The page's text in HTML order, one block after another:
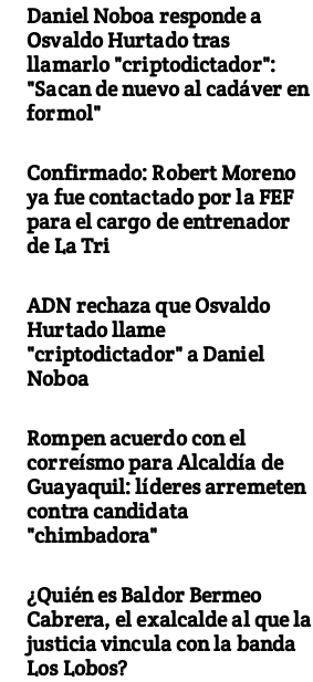
Daniel Noboa responde a
Osvaldo Hurtado tras
llamarlo "criptodictador":
"Sacan de nuevo al cadáver en
formol"
Confirmado: Robert Moreno
ya fue contactado por la FEF
para el cargo de entrenador
de La Tri
ADN rechaza que Osvaldo
Hurtado llame
"criptodictador" a Daniel
Noboa
Rompen acuerdo con el
correísmo para Alcaldía de
Guayaquil: líderes arremeten
contra candidata
"chimbadora"
¿Quién es Baldor Bermeo
Cabrera, el exalcalde al que la
justicia vincula con la banda
Los Lobos?